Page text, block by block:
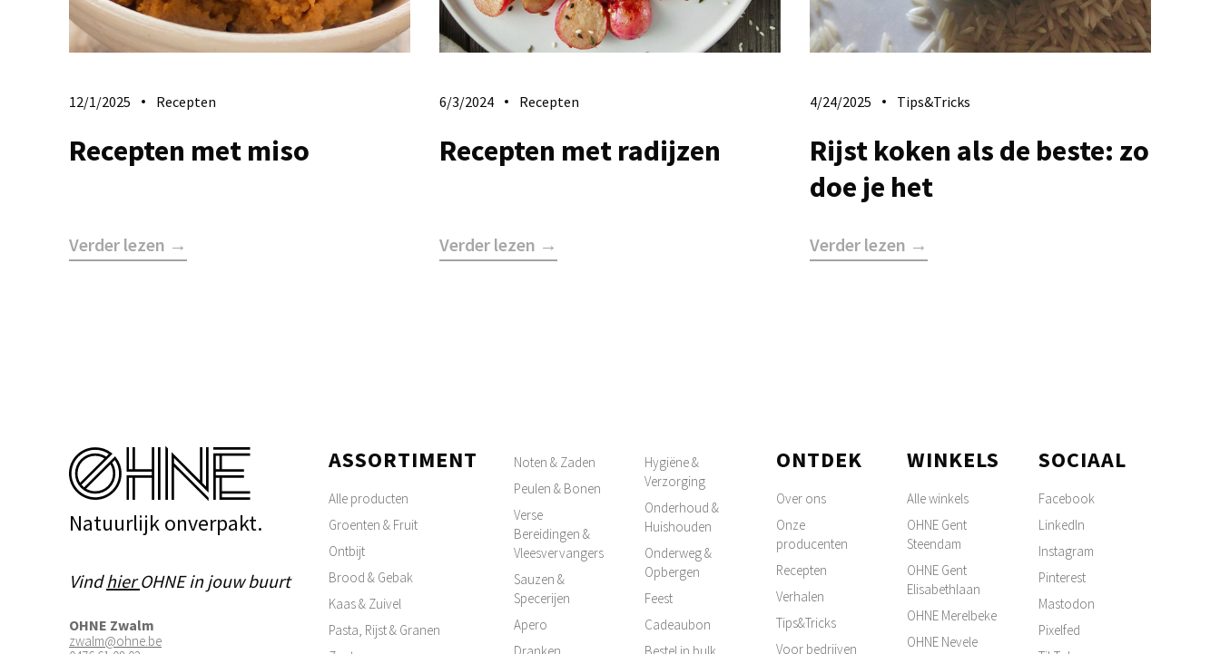
12/1/2025 Recepten
Recepten met miso
Verder lezen →
6/3/2024 Recepten
Recepten met radijzen
Verder lezen →
4/24/2025 Tips&Tricks
Rijst koken als de beste: zo
doe je het
Verder lezen →
Natuurlijk onverpakt.
VindhierOHNE in jouw buurt
OHNE Zwalm
zwalm@ohne.be
ASSORTIMENT
Alle producten
Groenten & Fruit
Ontbijt
Brood & Gebak
Kaas & Zuivel
Pasta, Rijst & Granen
Noten & Zaden
Peulen & Bonen
Verse
Bereidingen &
Vleesvervangers
Sauzen &
Specerijen
Apero
Hygiëne &
Verzorging
Onderhoud &
Huishouden
Onderweg &
Opbergen
Feest
Cadeaubon
ONTDEK
Over ons
Onze
producenten
Recepten
Verhalen
Tips&Tricks
Voor bedrijven
WINKELS
Alle winkels
OHNE Gent
Steendam
OHNE Gent
Elisabethlaan
OHNE Merelbeke
OHNE Nevele
SOCIAAL
Facebook
LinkedIn
Instagram
Pinterest
Mastodon
Pixelfed